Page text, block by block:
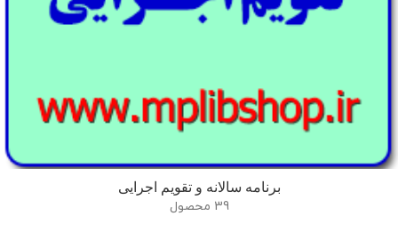
برنامه سالانه و تقویم اجرایی
39 محصول